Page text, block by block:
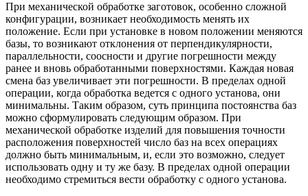
При механической обработке заготовок, особенно сложной
конфигурации, возникает необходимость менять их
положение. Если при установке в новом положении меняются
базы, то возникают отклонения от перпендикулярности,
параллельности, соосности и другие погрешности между
ранее и вновь обработанными поверхностями. Каждая новая
смена баз увеличивает эти погрешности. В пределах одной
операции, когда обработка ведется с одного установа, они
минимальны. Таким образом, суть принципа постоянства баз
можно сформулировать следующим образом. При
механической обработке изделий для повышения точности
расположения поверхностей число баз на всех операциях
должно быть минимальным, и, если это возможно, следует
использовать одну и ту же базу. В пределах одной операции
необходимо стремиться вести обработку с одного установа.